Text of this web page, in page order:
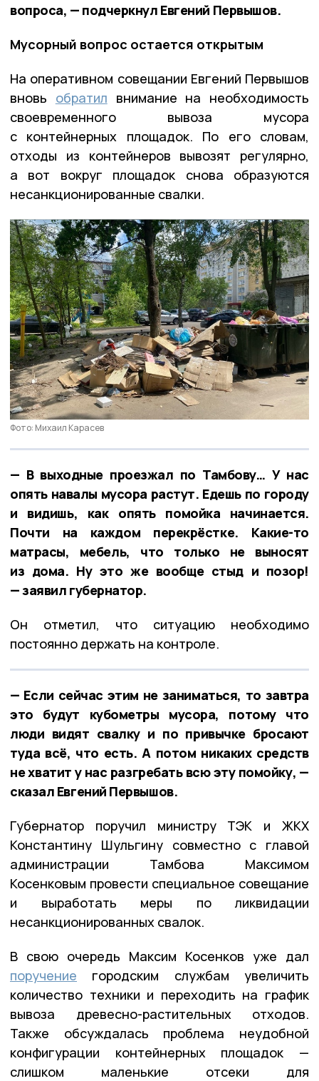
вопроса, — подчеркнул Евгений Первышов.
Мусорный вопрос остается открытым
На оперативном совещании Евгений Первышов
вновь обратил внимание на необходимость
своевременного вывоза мусора
с контейнерных площадок. По его словам,
отходы из контейнеров вывозят регулярно,
а вот вокруг площадок снова образуются
несанкционированные свалки.
Фото: Михаил Карасев
— В выходные проезжал по Тамбову… У нас
опять навалы мусора растут. Едешь по городу
и видишь, как опять помойка начинается.
Почти на каждом перекрёстке. Какие-то
матрасы, мебель, что только не выносят
из дома. Ну это же вообще стыд и позор!
— заявил губернатор.
Он отметил, что ситуацию необходимо
постоянно держать на контроле.
— Если сейчас этим не заниматься, то завтра
это будут кубометры мусора, потому что
люди видят свалку и по привычке бросают
туда всё, что есть. А потом никаких средств
не хватит у нас разгребать всю эту помойку, —
сказал Евгений Первышов.
Губернатор поручил министру ТЭК и ЖКХ
Константину Шульгину совместно с главой
администрации Тамбова Максимом
Косенковым провести специальное совещание
и выработать меры по ликвидации
несанкционированных свалок.
В свою очередь Максим Косенков уже дал
поручение городским службам увеличить
количество техники и переходить на график
вывоза древесно-растительных отходов.
Также обсуждалась проблема неудобной
конфигурации контейнерных площадок —
слишком маленькие отсеки для